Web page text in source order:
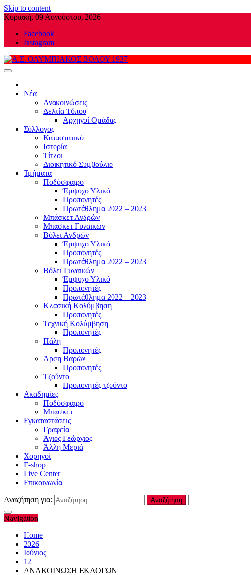
Skip to content
Κυριακή, 09 Αυγούστου, 2026
Facebook
Instagram
Νέα
Ανακοινώσεις
Δελτία Τύπου
Αρχηγοί Ομάδας
Σύλλογος
Καταστατικό
Ιστορία
Τίτλοι
Διοικητικό Συμβούλιο
Τμήματα
Ποδόσφαιρο
Έμψυχο Υλικό
Προπονητές
Πρωτάθλημα 2022 – 2023
Μπάσκετ Ανδρών
Μπάσκετ Γυναικών
Βόλει Ανδρών
Έμψυχο Υλικό
Προπονητές
Πρωτάθλημα 2022 – 2023
Βόλει Γυναικών
Έμψυχο Υλικό
Προπονητές
Πρωτάθλημα 2022 – 2023
Κλασική Κολύμβηση
Προπονητές
Τεχνική Κολύμβηση
Προπονητές
Πάλη
Προπονητές
Άρση Βαρών
Προπονητές
Τζούντο
Προπονητές τζούντο
Ακαδημίες
Ποδόσφαιρο
Μπάσκετ
Εγκαταστάσεις
Γραφεία
Άγιος Γεώργιος
Άλλη Μεριά
Χορηγοί
E-shop
Live Center
Επικοινωνία
Αναζήτηση για:
Navigation
Home
2026
Ιούνιος
12
ΑΝΑΚΟΙΝΩΣΗ ΕΚΛΟΓΩΝ